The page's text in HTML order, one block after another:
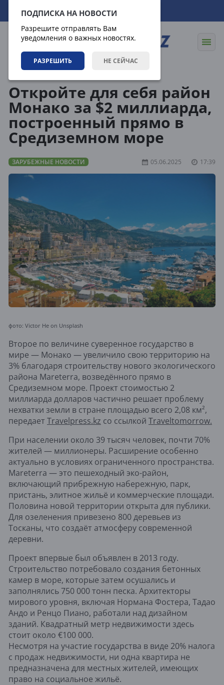
ПОДПИСКА НА НОВОСТИ
Разрешите отправлять Вам
уведомления о важных новостях.
РАЗРЕШИТЬ НЕ СЕЙЧАС
08.08.2026 08:15:11
Откройте для себя район
Монако за $2 миллиарда,
построенный прямо в
Средиземном море
ЗАРУБЕЖНЫЕ НОВОСТИ 05.06.2025 17:39
фото: Victor He on Unsplash
Второе по величине суверенное государство в
мире — Монако — увеличило свою территорию на
3% благодаря строительству нового экологического
района Mareterra, возведённого прямо в
Средиземном море. Проект стоимостью 2
миллиарда долларов частично решает проблему
нехватки земли в стране площадью всего 2,08 км²,
передает Travelpress.kz со ссылкой Traveltomorrow.
При населении около 39 тысяч человек, почти 70%
жителей — миллионеры. Расширение особенно
актуально в условиях ограниченного пространства.
Mareterra — это пешеходный эко-район,
включающий прибрежную набережную, парк,
пристань, элитное жильё и коммерческие площади.
Половина новой территории открыта для публики.
Для озеленения привезено 800 деревьев из
Тосканы, что создаёт атмосферу современной
деревни.
Проект впервые был объявлен в 2013 году.
Строительство потребовало создания бетонных
камер в море, которые затем осушались и
заполнялись 750 000 тонн песка. Архитекторы
мирового уровня, включая Нормана Фостера, Тадао
Андо и Ренцо Пиано, работали над дизайном
зданий. Квадратный метр недвижимости здесь
стоит около €100 000.
Несмотря на участие государства в виде 20% налога
с продаж недвижимости, ни одна квартира не
предназначена для местных жителей, имеющих
право на социальное жильё.